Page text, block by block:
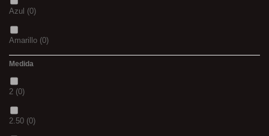
Azul (0)
Amarillo (0)
(0)
(0)
Medida
2 (0)
2.50 (0)